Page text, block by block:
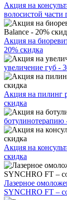
Акция на
волосистой части
Акция на
20% скидка
увеличение губ -
Акция на пилинг
скидка
ботулинотерапию
Акция на
скидка
Лазерное
SYNCHRO FT –